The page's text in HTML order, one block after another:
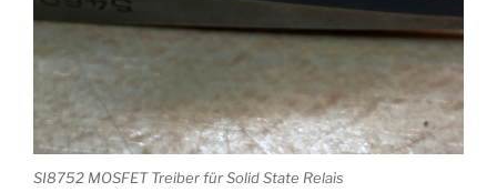
SI8752 MOSFET Treiber für Solid State Relais